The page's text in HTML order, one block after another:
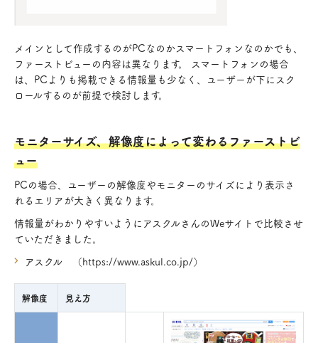
メインとして作成するのがPCなのかスマートフォンなのかでも、
ファーストビューの内容は異なります。 スマートフォンの場合
は、PCよりも掲載できる情報量も少なく、ユーザーが下にスク
ロールするのが前提で検討します。
モニターサイズ、解像度によって変わるファーストビ
ュー
PCの場合、ユーザーの解像度やモニターのサイズにより表示さ
れるエリアが大きく異なります。
情報量がわかりやすいようにアスクルさんのWeサイトで比較させ
ていただきました。
アスクル （https://www.askul.co.jp/）
解像度 見え方